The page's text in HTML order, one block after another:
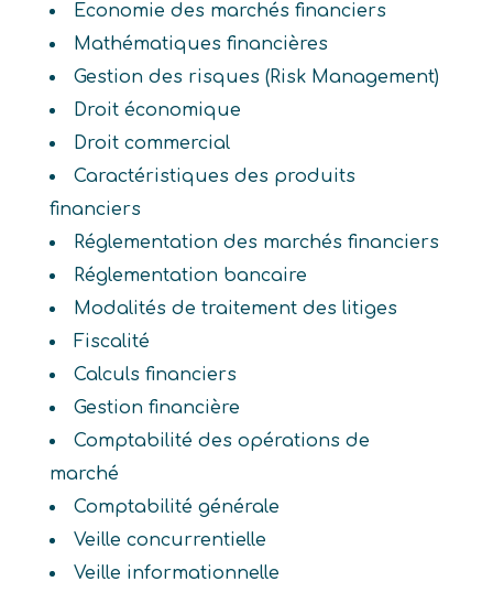
Economie des marchés financiers
Mathématiques financières
Gestion des risques (Risk Management)
Droit économique
Droit commercial
Caractéristiques des produits
financiers
Réglementation des marchés financiers
Réglementation bancaire
Modalités de traitement des litiges
Fiscalité
Calculs financiers
Gestion financière
Comptabilité des opérations de
marché
Comptabilité générale
Veille concurrentielle
Veille informationnelle